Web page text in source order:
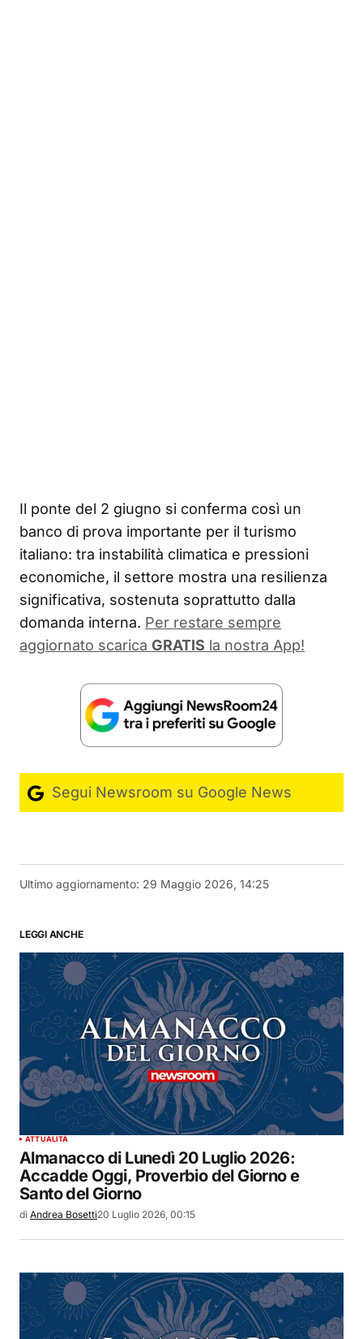
Il ponte del 2 giugno si conferma così un
banco di prova importante per il turismo
italiano: tra instabilità climatica e pressioni
economiche, il settore mostra una resilienza
significativa, sostenuta soprattutto dalla
domanda interna. Per restare sempre
aggiornato scarica GRATIS la nostra App!
Segui Newsroom su Google News
Ultimo aggiornamento: 29 Maggio 2026, 14:25
LEGGI ANCHE
ATTUALITÀ
Almanacco di Lunedì 20 Luglio 2026:
Accadde Oggi, Proverbio del Giorno e
Santo del Giorno
di Andrea Bosetti20 Luglio 2026, 00:15